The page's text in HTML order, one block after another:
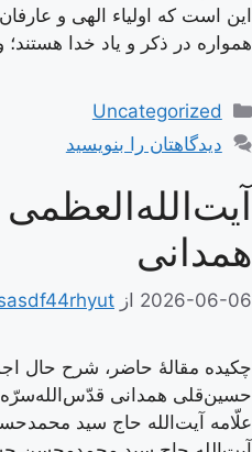
اين است كه اولياء الهى و
همواره در ذكر و ياد خدا
دسته‌ها
Uncategorized
دیدگاهتان را بنویسید
همدانی
2026-06-06 از
چکیده مقالۀ حاضر، شرح حال
حسین‌قلی همدانی
علّامه آیت‌الله حاج سید